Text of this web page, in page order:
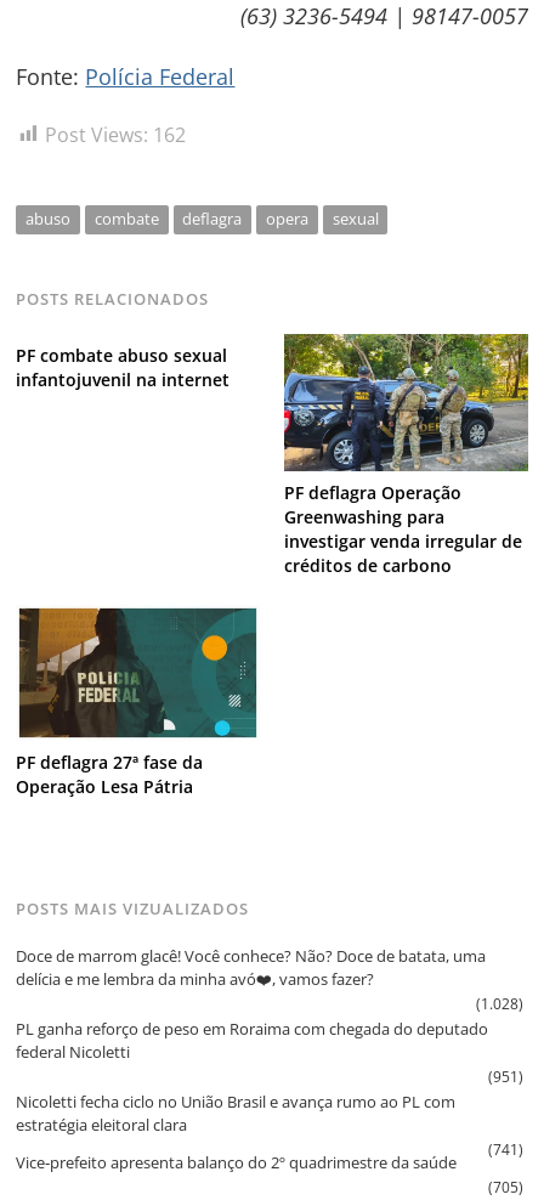
(63) 3236-5494 | 98147-0057
Fonte: Polícia Federal
Post Views: 162
abuso combate deflagra opera sexual
POSTS RELACIONADOS
PF combate abuso sexual
infantojuvenil na internet
PF deflagra Operação
Greenwashing para
investigar venda irregular de
créditos de carbono
PF deflagra 27ª fase da
Operação Lesa Pátria
POSTS MAIS VIZUALIZADOS
Doce de marrom glacê! Você conhece? Não? Doce de batata, uma
delícia e me lembra da minha avó❤️, vamos fazer?
(1.028)
PL ganha reforço de peso em Roraima com chegada do deputado
federal Nicoletti
(951)
Nicoletti fecha ciclo no União Brasil e avança rumo ao PL com
estratégia eleitoral clara
(741)
Vice‑prefeito apresenta balanço do 2º quadrimestre da saúde
(705)